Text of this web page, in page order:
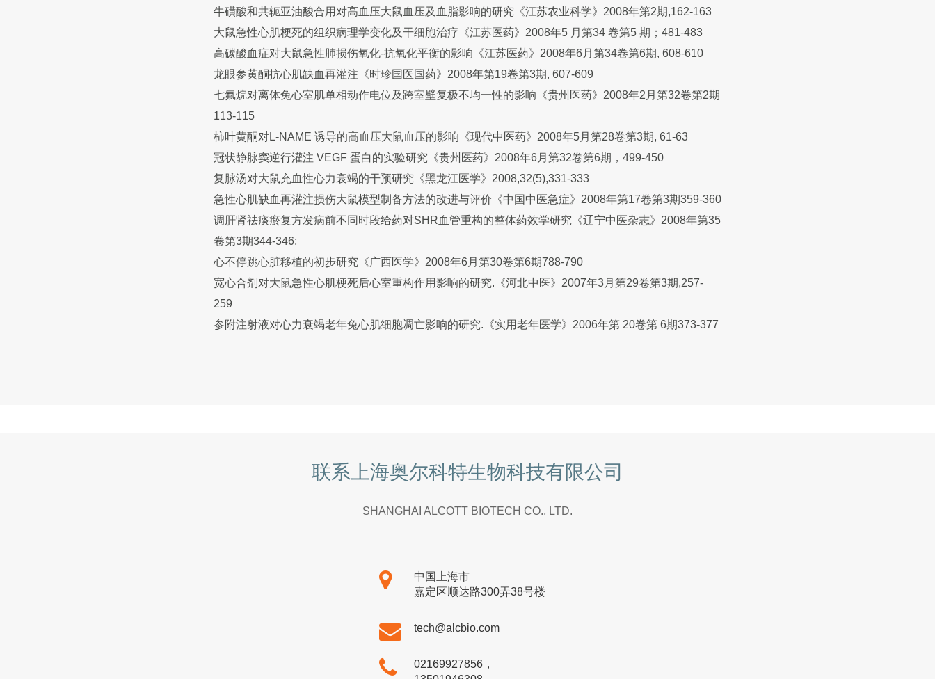
牛磺酸和共轭亚油酸合用对高血压大鼠血压及血脂影响的研究《江苏农业科学》2008年第2期,162-163
大鼠急性心肌梗死的组织病理学变化及干细胞治疗《江苏医药》2008年5 月第34 卷第5 期；481-483
高碳酸血症对大鼠急性肺损伤氧化-抗氧化平衡的影响《江苏医药》2008年6月第34卷第6期, 608-610
龙眼参黄酮抗心肌缺血再灌注《时珍国医国药》2008年第19卷第3期, 607-609
七氟烷对离体兔心室肌单相动作电位及跨室壁复极不均一性的影响《贵州医药》2008年2月第32卷第2期
113-115
柿叶黄酮对L-NAME 诱导的高血压大鼠血压的影响《现代中医药》2008年5月第28卷第3期, 61-63
冠状静脉窦逆行灌注 VEGF 蛋白的实验研究《贵州医药》2008年6月第32卷第6期，499-450
复脉汤对大鼠充血性心力衰竭的干预研究《黑龙江医学》2008,32(5),331-333
急性心肌缺血再灌注损伤大鼠模型制备方法的改进与评价《中国中医急症》2008年第17卷第3期359-360
调肝肾祛痰瘀复方发病前不同时段给药对SHR血管重构的整体药效学研究《辽宁中医杂志》2008年第35
卷第3期344-346;
心不停跳心脏移植的初步研究《广西医学》2008年6月第30卷第6期788-790
宽心合剂对大鼠急性心肌梗死后心室重构作用影响的研究.《河北中医》2007年3月第29卷第3期,257-
259
参附注射液对心力衰竭老年兔心肌细胞凋亡影响的研究.《实用老年医学》2006年第 20卷第 6期373-377
联系上海奥尔科特生物科技有限公司
SHANGHAI ALCOTT BIOTECH CO., LTD.
中国上海市
嘉定区顺达路300弄38号楼
tech@alcbio.com
02169927856，